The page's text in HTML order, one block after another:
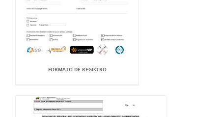
FORMATO DE REGISTRO